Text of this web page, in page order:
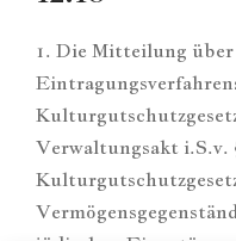
1. Die Mitteilung
Verwaltungsakt i.S.v.